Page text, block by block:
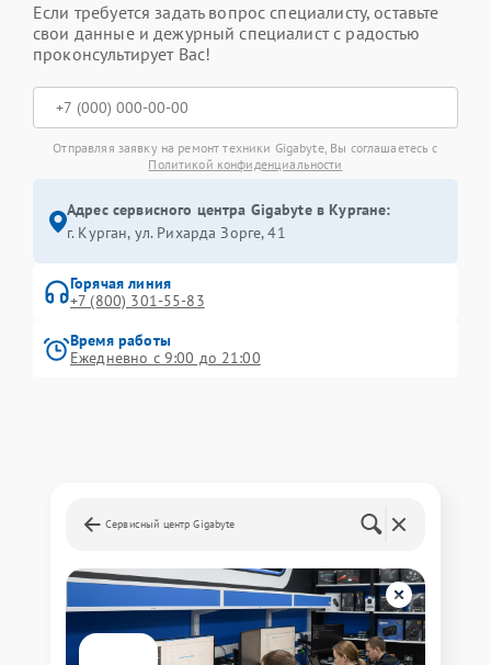
Если требуется задать вопрос специалисту, оставьте
свои данные и дежурный специалист с радостью
проконсультирует Вас!
Отправляя заявку на ремонт техники Gigabyte, Вы соглашаетесь с
Политикой конфиденциальности
Адрес сервисного центра Gigabyte в Кургане:
г. Курган, ул. Рихарда Зорге, 41
Горячая линия
+7 (800) 301-55-83
Время работы
Ежедневно с 9:00 до 21:00
Сервисный центр Gigabyte